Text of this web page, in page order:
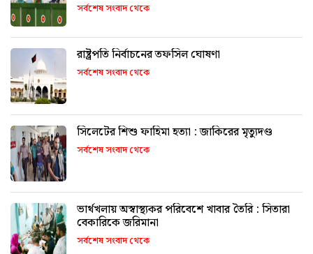
সর্বশেষ সংবাদ থেকে
রাষ্ট্রপতি নির্বাচনের তফসিল ঘোষণা
সর্বশেষ সংবাদ থেকে
সিলেটের শিশু ফাহিমা হত্যা : জাকিরের মৃত্যুদণ্ড
সর্বশেষ সংবাদ থেকে
ভার্থখলায় অস্বাস্থ্যকর পরিবেশে খাবার তৈরি : সিতারা
বেকারিকে জরিমানা
সর্বশেষ সংবাদ থেকে